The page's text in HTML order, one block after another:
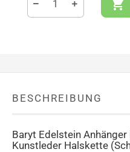
BESCHREIBUNG
Baryt Edelstein
Kunstleder Halskette